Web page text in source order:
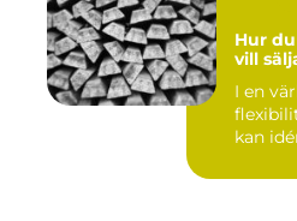
Hur
vill
I en
kan